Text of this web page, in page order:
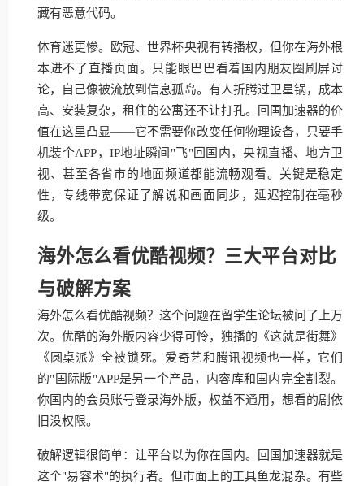
藏有恶意代码。
体育迷更惨。欧冠、世界杯央视有转播权，但你在海外根
本进不了直播页面。只能眼巴巴看着国内朋友圈刷屏讨
论，自己像被流放到信息孤岛。有人折腾过卫星锅，成本
高、安装复杂，租住的公寓还不让打孔。回国加速器的价
值在这里凸显——它不需要你改变任何物理设备，只要手
机装个APP，IP地址瞬间"飞"回国内，央视直播、地方卫
视、甚至各省市的地面频道都能流畅观看。关键是稳定
性，专线带宽保证了解说和画面同步，延迟控制在毫秒
级。
海外怎么看优酷视频？三大平台对比
与破解方案
海外怎么看优酷视频？这个问题在留学生论坛被问了上万
次。优酷的海外版内容少得可怜，独播的《这就是街舞》
《圆桌派》全被锁死。爱奇艺和腾讯视频也一样，它们
的"国际版"APP是另一个产品，内容库和国内完全割裂。
你国内的会员账号登录海外版，权益不通用，想看的剧依
旧没权限。
破解逻辑很简单：让平台以为你在国内。回国加速器就是
这个"易容术"的执行者。但市面上的工具鱼龙混杂。有些